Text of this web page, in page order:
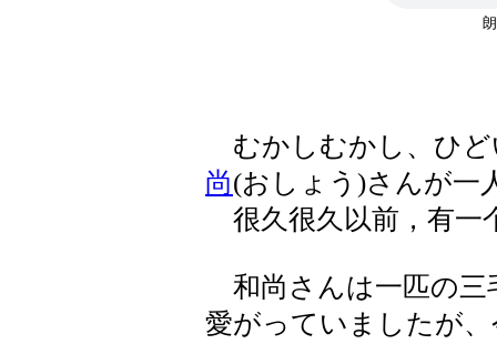
むかしむかし、ひど
尚(おしょう)さんが一
很久很久以前，有一
和尚さんは一匹の三
愛がっていましたが